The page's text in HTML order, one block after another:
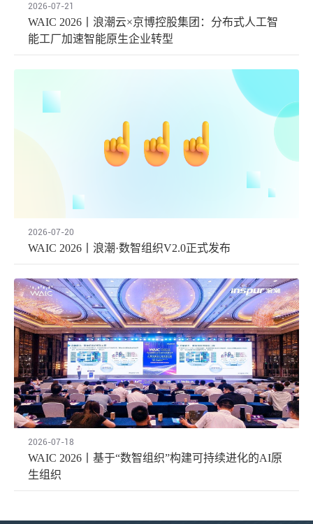
2026-07-21
WAIC 2026丨浪潮云×京博控股集团：分布式人工智
能工厂加速智能原生企业转型
2026-07-20
WAIC 2026丨浪潮·数智组织V2.0正式发布
2026-07-18
WAIC 2026丨基于“数智组织”构建可持续进化的AI原
生组织